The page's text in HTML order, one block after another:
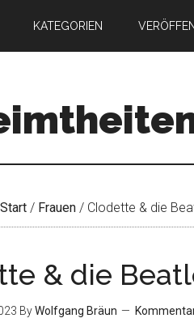
KATEGORIEN
Start / Frauen / Clodette & die
& die
ByWolfgang Bräun